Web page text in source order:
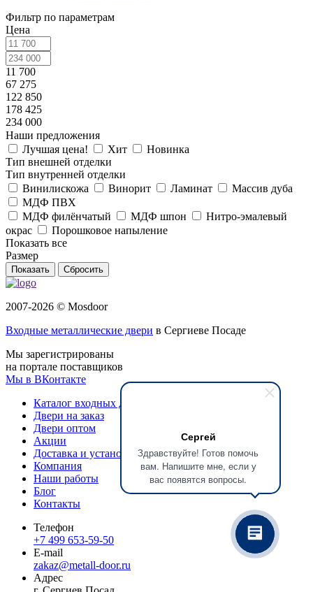
Сергей
Здравствуйте! Готов помочь
вам. Напишите мне, если у
вас появятся вопросы.
Фильтр по параметрам
Цена
11 700
67 275
122 850
178 425
234 000
Наши предложения
Лучшая цена!
Хит
Новинка
Тип внешней отделки
Тип внутренней отделки
Винилискожа
Винорит Ламинат
Массив дуба
МДФ ПВХ
МДФ филёнчатый
МДФ шпон
Нитро-эмалевый
окрас
Порошковое напыление
Показать все
Размер
Сбросить
2007-2026 © Mosdoor
Входные металлические двери в Сергиеве Посаде
Мы зарегистрированы
на портале поставщиков
Мы в ВКонтакте
Каталог входных дверей
Двери на заказ
Двери оптом
Акции
Доставка и установка
Компания
Наши работы
Блог
Контакты
Телефон
+7 499 653-59-50
E-mail
zakaz@metall-door.ru
Адрес